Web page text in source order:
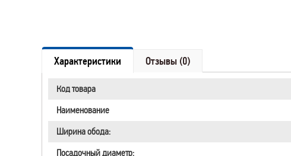
Характеристики Отзывы (0)
Код товара
Наименование
Ширина обода:
Посадочный диаметр: